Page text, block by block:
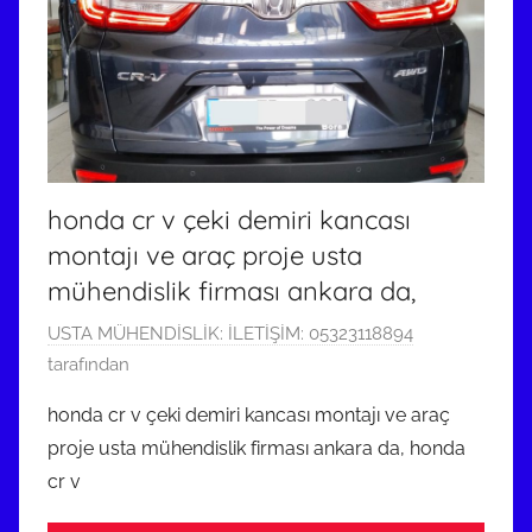
n
d
e
g
e
r
i
m
ş
honda cr v çeki demiri kancası
montajı ve araç proje usta
mühendislik firması ankara da,
1
1
r
a
l
ı
USTA MÜHENDİSLİK: İLETİŞİM: 05323118894
tarafından
honda cr v çeki demiri kancası montajı ve araç
proje usta mühendislik firması ankara da, honda
cr v